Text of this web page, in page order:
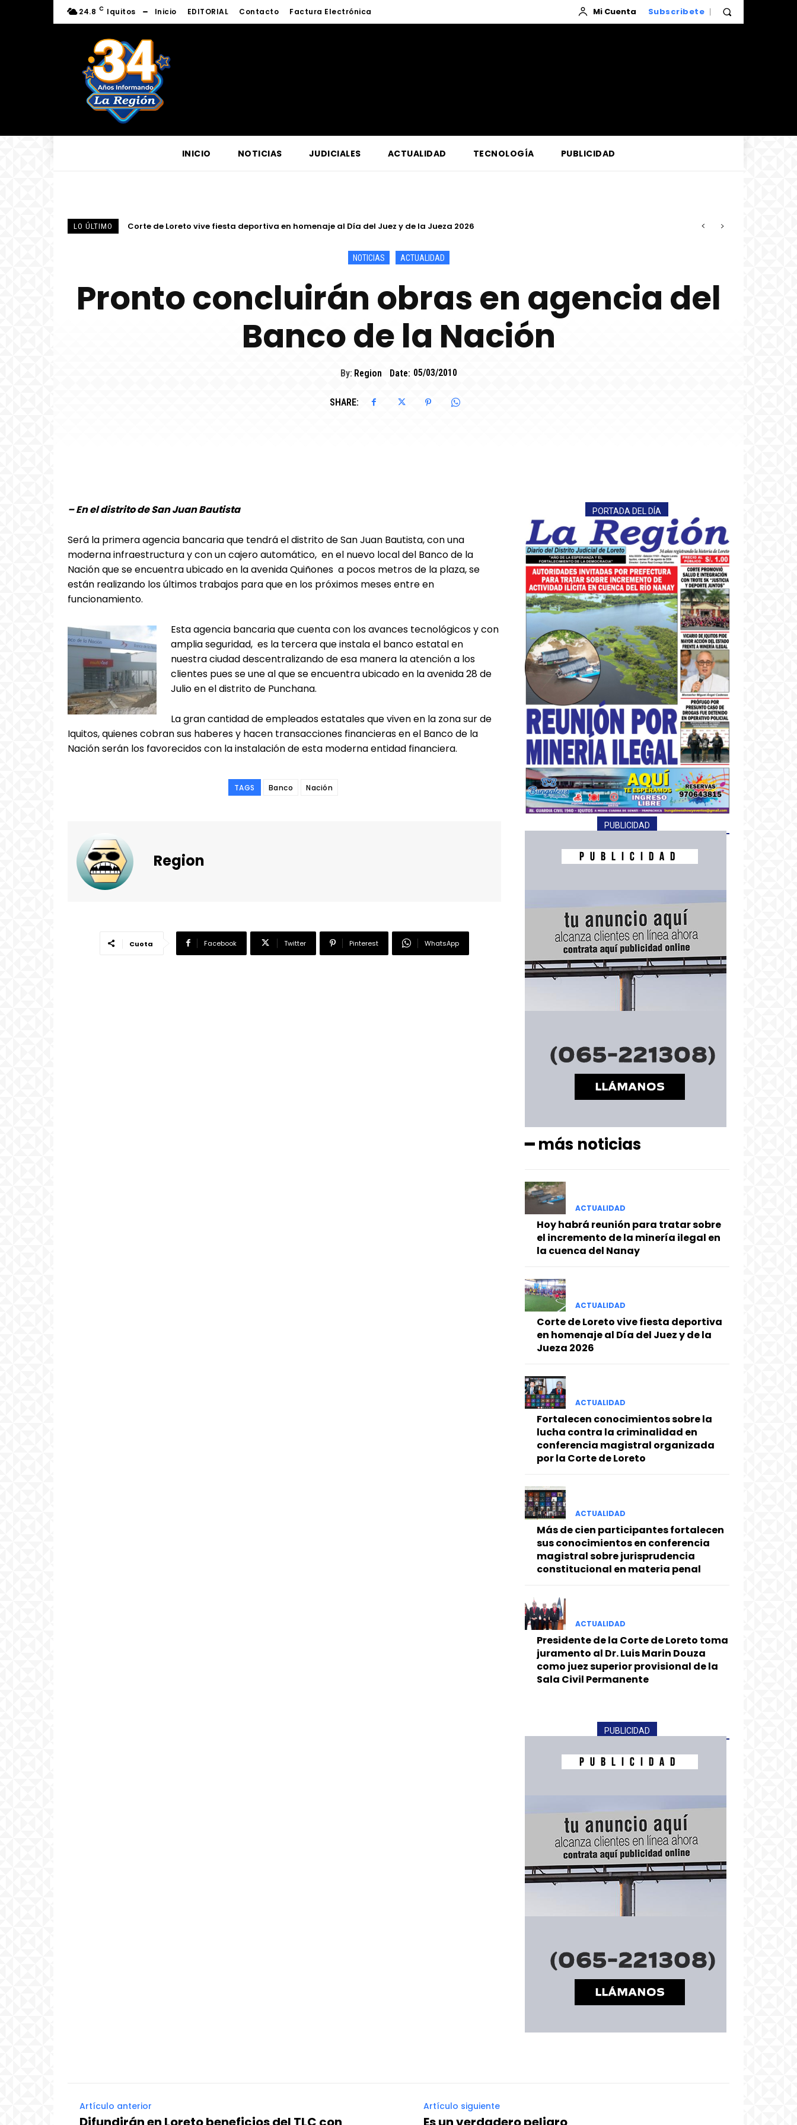
24.8 C Iquitos Inicio EDITORIAL Contacto Factura Electrónica Mi Cuenta Subscribete
INICIO NOTICIAS JUDICIALES ACTUALIDAD TECNOLOGÍA PUBLICIDAD
LO ÚLTIMO Corte de Loreto vive fiesta deportiva en homenaje al Día del Juez y de la Jueza 2026
Fortalecen conocimientos sobre la lucha contra la criminalidad en conferencia magistral organizada por la Corte de Loreto
NOTICIAS ACTUALIDAD
Pronto concluirán obras en agencia del
Banco de la Nación
By: Region Date: 05/03/2010
SHARE:
– En el distrito de San Juan Bautista
Será la primera agencia bancaria que tendrá el distrito de San Juan Bautista, con una
moderna infraestructura y con un cajero automático, en el nuevo local del Banco de la
Nación que se encuentra ubicado en la avenida Quiñones a pocos metros de la plaza, se
están realizando los últimos trabajos para que en los próximos meses entre en
funcionamiento.
Esta agencia bancaria que cuenta con los avances tecnológicos y con
amplia seguridad, es la tercera que instala el banco estatal en
nuestra ciudad descentralizando de esa manera la atención a los
clientes pues se une al que se encuentra ubicado en la avenida 28 de
Julio en el distrito de Punchana.
La gran cantidad de empleados estatales que viven en la zona sur de
Iquitos, quienes cobran sus haberes y hacen transacciones financieras en el Banco de la
Nación serán los favorecidos con la instalación de esta moderna entidad financiera.
TAGS Banco Nación
Region
Cuota Facebook Twitter Pinterest WhatsApp
PORTADA DEL DÍA
PUBLICIDAD
━ más noticias
ACTUALIDAD
Hoy habrá reunión para tratar sobre
el incremento de la minería ilegal en
la cuenca del Nanay
ACTUALIDAD
Corte de Loreto vive fiesta deportiva
en homenaje al Día del Juez y de la
Jueza 2026
ACTUALIDAD
Fortalecen conocimientos sobre la
lucha contra la criminalidad en
conferencia magistral organizada
por la Corte de Loreto
ACTUALIDAD
Más de cien participantes fortalecen
sus conocimientos en conferencia
magistral sobre jurisprudencia
constitucional en materia penal
ACTUALIDAD
Presidente de la Corte de Loreto toma
juramento al Dr. Luis Marin Douza
como juez superior provisional de la
Sala Civil Permanente
PUBLICIDAD
Artículo anterior Artículo siguiente